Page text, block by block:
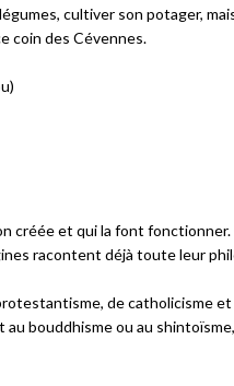
cultiver son potager,
coin des Cévennes.
créée et qui la font
racontent déjà toute leur
de catholicisme et
au bouddhisme ou au